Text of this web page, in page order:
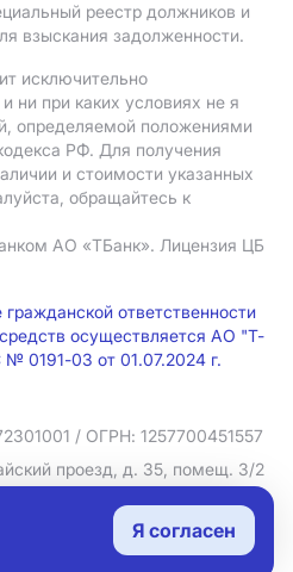
реестр должников и
взыскания задолженности.
исключительно
ни при каких условиях не я
определяемой положениями
РФ. Для получения
и стоимости указанных
обращайтесь к
АO «ТБанк». Лицензия ЦБ
ответственности
осуществляется АО "Т-
0191-03 от 01.07.2024 г.
/ ОГРН: 1257700451557
проезд, д. 35, помещ. 3/2
персональных данных
Я согласен